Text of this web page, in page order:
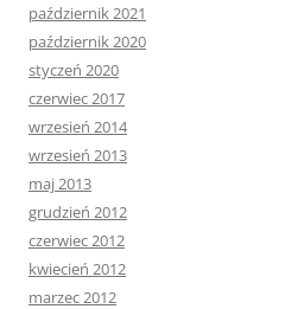
październik 2021
październik 2020
styczeń 2020
czerwiec 2017
wrzesień 2014
wrzesień 2013
maj 2013
grudzień 2012
czerwiec 2012
kwiecień 2012
marzec 2012